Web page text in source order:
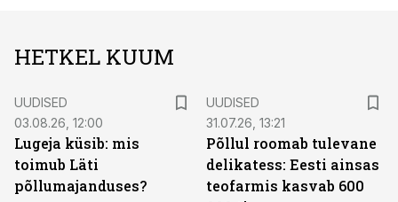
HETKEL KUUM
UUDISED
03.08.26, 12:00
Lugeja küsib: mis
toimub Läti
põllumajanduses?
UUDISED
31.07.26, 13:21
Põllul roomab tulevane
delikatess: Eesti ainsas
teofarmis kasvab 600